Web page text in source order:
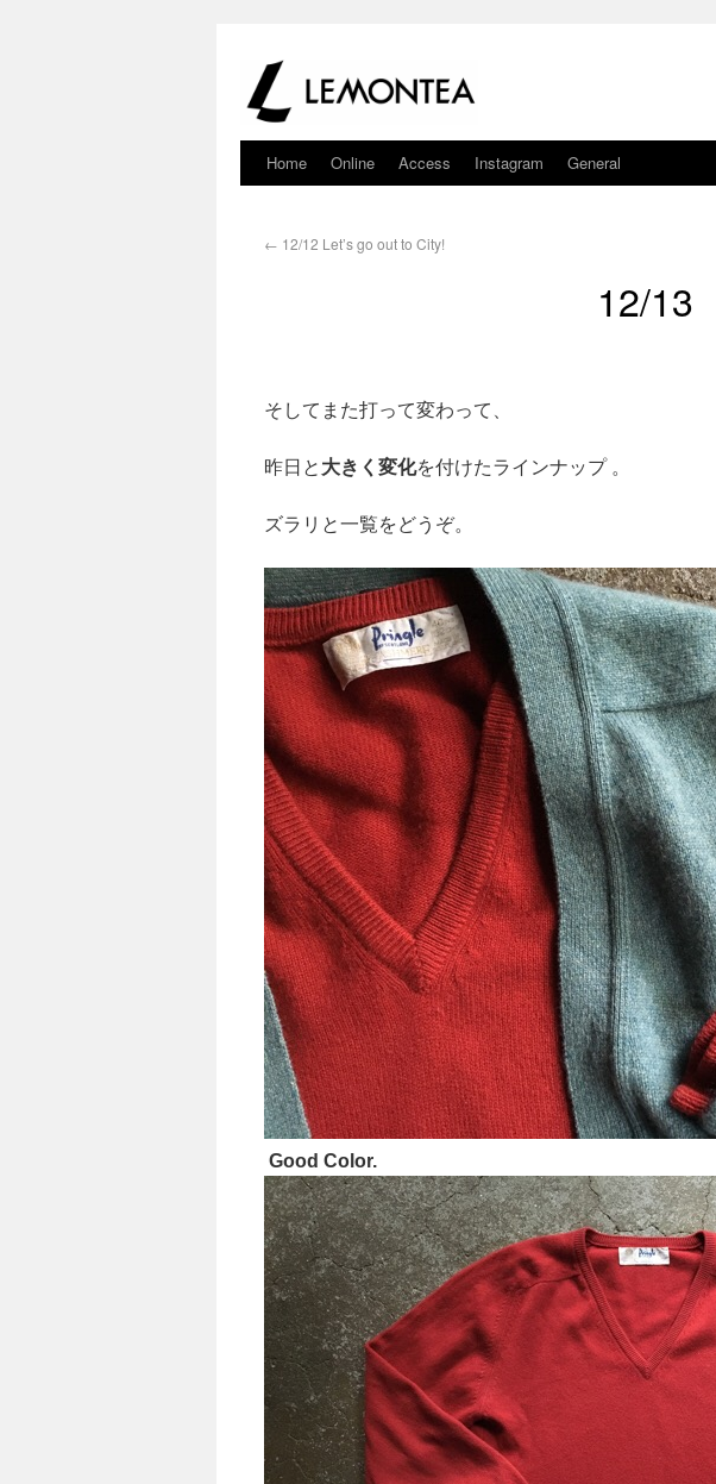
Home Online Access Instagram General
← 12/12 Let’s go out to City!
12/13
そしてまた打って変わって、
昨日と 大きく変化を付けたラインナップ 。
ズラリと一覧をどうぞ。
Good Color.